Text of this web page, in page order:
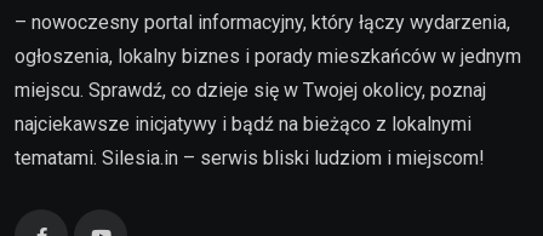
– nowoczesny portal informacyjny, który łączy wydarzenia,
ogłoszenia, lokalny biznes i porady mieszkańców w jednym
miejscu. Sprawdź, co dzieje się w Twojej okolicy, poznaj
najciekawsze inicjatywy i bądź na bieżąco z lokalnymi
tematami. Silesia.in – serwis bliski ludziom i miejscom!